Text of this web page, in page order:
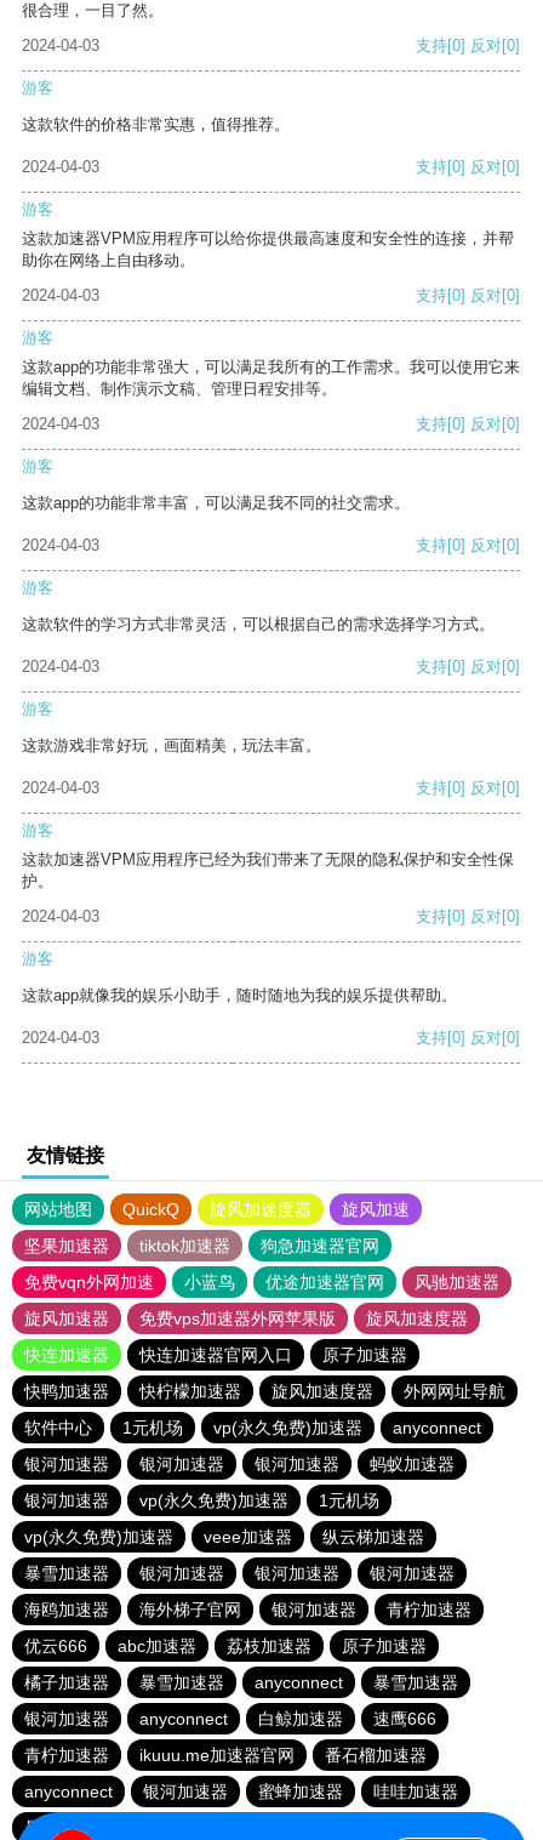
很合理，一目了然。
2024-04-03
支持[0] 反对[0]
游客
这款软件的价格非常实惠，值得推荐。
2024-04-03 支持[0] 反对[0]
游客
这款加速器VPM应用程序可以给你提供最高速度和安全性的连接，并帮
助你在网络上自由移动。
2024-04-03
支持[0] 反对[0]
游客
这款app的功能非常强大，可以满足我所有的工作需求。我可以使用它来
编辑文档、制作演示文稿、管理日程安排等。
2024-04-03
支持[0] 反对[0]
游客
这款app的功能非常丰富，可以满足我不同的社交需求。
2024-04-03 支持[0] 反对[0]
游客
这款软件的学习方式非常灵活，可以根据自己的需求选择学习方式。
2024-04-03 支持[0] 反对[0]
游客
这款游戏非常好玩，画面精美，玩法丰富。
2024-04-03 支持[0] 反对[0]
游客
这款加速器VPM应用程序已经为我们带来了无限的隐私保护和安全性保
护。
2024-04-03
支持[0] 反对[0]
游客
这款app就像我的娱乐小助手，随时随地为我的娱乐提供帮助。
2024-04-03 支持[0] 反对[0]
友情链接
网站地图 QuickQ 旋风加速度器
旋风加速
坚果加速器
tiktok加速器
狗急加速器官网
免费vqn外网加速
小蓝鸟 优途加速器官网
风驰加速器
旋风加速器
免费vps加速器外网苹果版
旋风加速度器
快连加速器
快连加速器官网入口
原子加速器
快鸭加速器
快柠檬加速器 旋风加速度器
外网网址导航
软件中心
1元机场 vp(永久免费)加速器
anyconnect
银河加速器
银河加速器 银河加速器
蚂蚁加速器
银河加速器
vp(永久免费)加速器
1元机场
vp(永久免费)加速器
veee加速器
纵云梯加速器
暴雪加速器
银河加速器 银河加速器
银河加速器
海鸥加速器
海外梯子官网 银河加速器
青柠加速器
优云666
abc加速器 荔枝加速器
原子加速器
橘子加速器
暴雪加速器 anyconnect
暴雪加速器
银河加速器
anyconnect 白鲸加速器
速鹰666
青柠加速器
ikuuu.me加速器官网
番石榴加速器
anyconnect
银河加速器 蜜蜂加速器
哇哇加速器
暴雪加速器